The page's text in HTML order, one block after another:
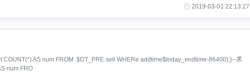
2019-03-01 22:13:27
AS num FROM .$DT_PRE.sell WHERe addtime$today_endtime-86400);}--求
num FRO